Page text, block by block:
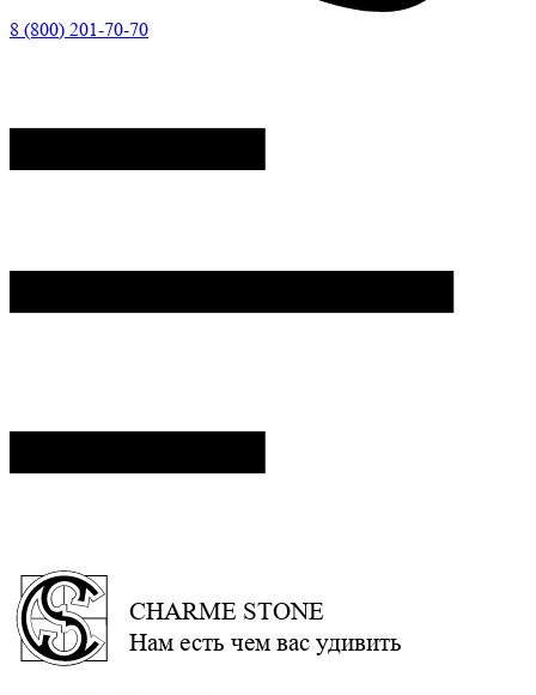
8 (800) 201-70-70
CHARME STONE
Нам есть чем вас удивить